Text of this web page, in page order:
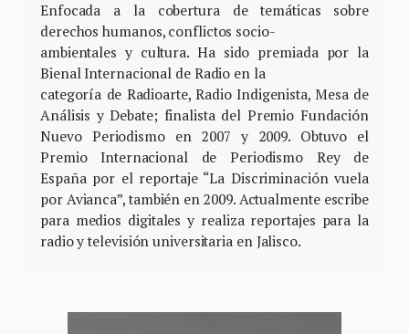
Enfocada a la cobertura de temáticas sobre
derechos humanos, conflictos socio-
ambientales y cultura. Ha sido premiada por la
Bienal Internacional de Radio en la
categoría de Radioarte, Radio Indigenista, Mesa de
Análisis y Debate; finalista del Premio Fundación
Nuevo Periodismo en 2007 y 2009. Obtuvo el
Premio Internacional de Periodismo Rey de
España por el reportaje “La Discriminación vuela
por Avianca”, también en 2009. Actualmente escribe
para medios digitales y realiza reportajes para la
radio y televisión universitaria en Jalisco.